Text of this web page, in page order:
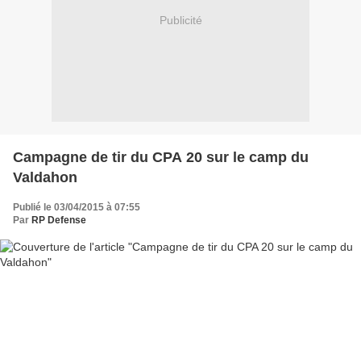
Publicité
Campagne de tir du CPA 20 sur le camp du
Valdahon
Publié le 03/04/2015 à 07:55
Par RP Defense